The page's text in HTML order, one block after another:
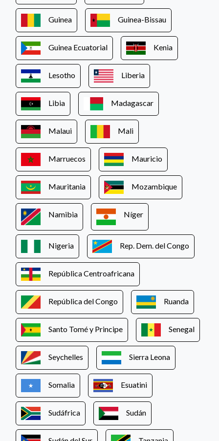
Guinea Guinea-Bissau
Guinea Ecuatorial Kenia
Lesotho Liberia
Libia Madagascar
Malaui Mali
Marruecos Mauricio
Mauritania Mozambique
Namibia Níger
Nigeria Rep. Dem. del Congo
República Centroafricana
República del Congo Ruanda
Santo Tomé y Principe Senegal
Seychelles Sierra Leona
Somalia Esuatini
Sudáfrica Sudán